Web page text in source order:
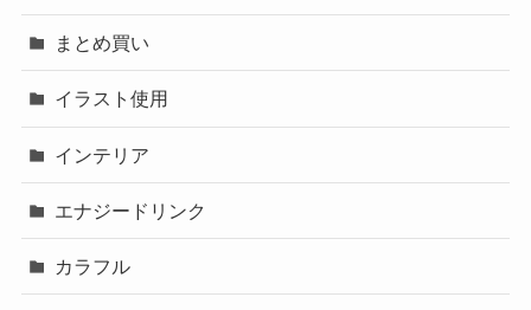
まとめ買い
イラスト使用
インテリア
エナジードリンク
カラフル